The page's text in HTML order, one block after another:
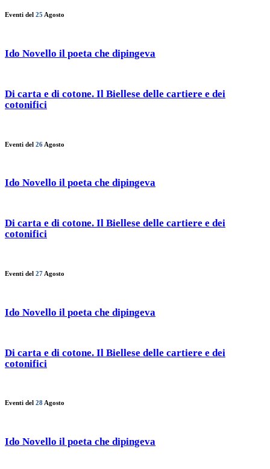
Eventi del 25 Agosto
Ido Novello il poeta che dipingeva
Di carta e di cotone. Il Biellese delle cartiere e dei
cotonifici
Eventi del 26 Agosto
Ido Novello il poeta che dipingeva
Di carta e di cotone. Il Biellese delle cartiere e dei
cotonifici
Eventi del 27 Agosto
Ido Novello il poeta che dipingeva
Di carta e di cotone. Il Biellese delle cartiere e dei
cotonifici
Eventi del 28Agosto
Ido Novello il poeta che dipingeva